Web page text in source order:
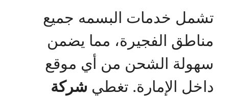
تشمل خدمات البسمه جميع
مناطق الفجيرة، مما يضمن
سهولة الشحن من أي موقع
داخل الإمارة. تغطي شركة